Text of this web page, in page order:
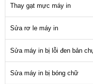
Thay gạt mực máy in
Sửa rơ le máy in
Sửa máy in bị lỗi đen bản
Sửa máy in bị bóng chữ